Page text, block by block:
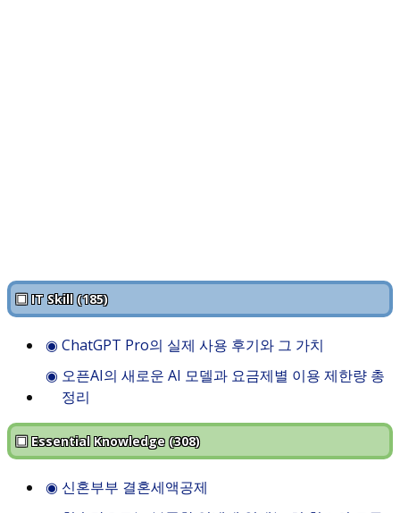
▣ IT Skill (185)
◉ ChatGPT Pro의 실제 사용 후기와 그 가치
◉ 오픈AI의 새로운 AI 모델과 요금제별 이용 제한량 총
정리
▣ Essential Knowledge (308)
◉ 신혼부부 결혼세액공제